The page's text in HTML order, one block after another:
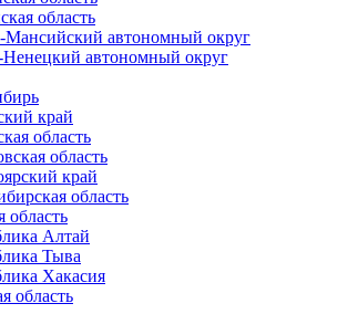
область
автономный округ
автономный округ
край
область
область
край
область
область
Алтай
Тыва
Хакасия
область